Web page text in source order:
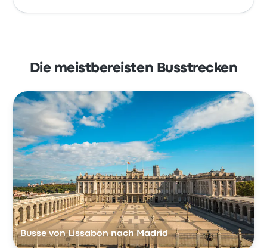
Die meistbereisten Busstrecken
Busse von Lissabon nach Madrid